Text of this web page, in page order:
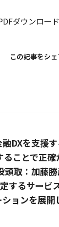
ダウンロー
DXを支援
ことで正
取：加藤
するサービ
ョンを展